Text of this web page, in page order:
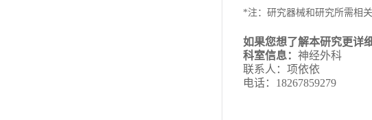
*注：研究器械和研究所需相
如果您想了解本研究更详
科室信息： 神经外科
联系人： 项依依
电话： 18267859279